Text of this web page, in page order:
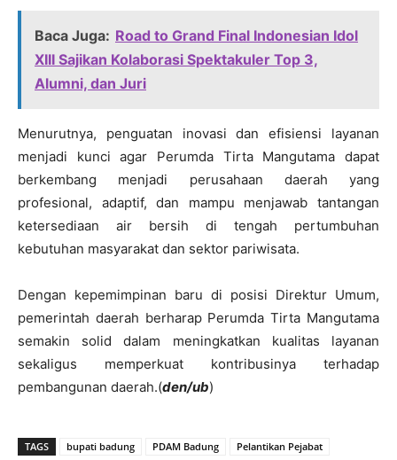
Baca Juga: Road to Grand Final Indonesian Idol
XIII Sajikan Kolaborasi Spektakuler Top 3,
Alumni, dan Juri
Menurutnya, penguatan inovasi dan efisiensi layanan
menjadi kunci agar Perumda Tirta Mangutama dapat
berkembang menjadi perusahaan daerah yang
profesional, adaptif, dan mampu menjawab tantangan
ketersediaan air bersih di tengah pertumbuhan
kebutuhan masyarakat dan sektor pariwisata.
Dengan kepemimpinan baru di posisi Direktur Umum,
pemerintah daerah berharap Perumda Tirta Mangutama
semakin solid dalam meningkatkan kualitas layanan
sekaligus memperkuat kontribusinya terhadap
pembangunan daerah.(den/ub)
TAGS bupati badung PDAM Badung Pelantikan Pejabat